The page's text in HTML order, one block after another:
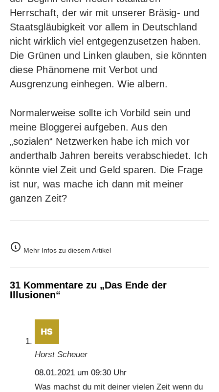
Herrschaft, der wir mit unserer Bräsig- und
Staatsgläubigkeit vor allem in Deutschland
nicht wirklich viel entgegenzusetzen haben.
Die Grünen und Linken glauben, sie könnten
diese Phänomene mit Verbot und
Ausgrenzung einhegen. Wie albern.
Normalerweise sollte ich Vorbild sein und
meine Bloggerei aufgeben. Aus den
„sozialen“ Netzwerken habe ich mich vor
anderthalb Jahren bereits verabschiedet. Ich
könnte viel Zeit und Geld sparen. Die Frage
ist nur, was mache ich dann mit meiner
ganzen Zeit?
Mehr Infos zu diesem Artikel
31 Kommentare zu „Das Ende der
Illusionen“
Horst Scheuer
08.01.2021 um 09:30 Uhr
Was machst du mit deiner vielen Zeit wenn du